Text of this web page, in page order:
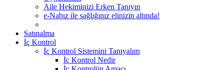
Aile Hekiminizi Erken Tanıyın
e-Nabız ile sağlığınız elinizin altında!
Satınalma
İç Kontrol
İç Kontrol Sistemini Tanıyalım
İç Kontrol Nedir